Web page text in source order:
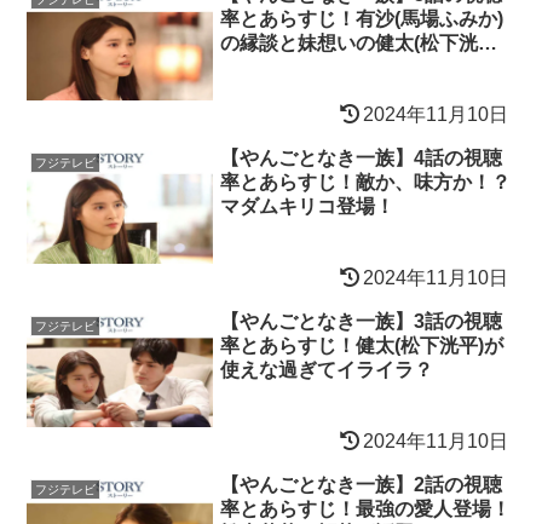
率とあらすじ！有沙(馬場ふみか)
の縁談と妹想いの健太(松下洸平)
2024年11月10日
フジテレビ
【やんごとなき一族】4話の視聴
率とあらすじ！敵か、味方か！？
マダムキリコ登場！
2024年11月10日
フジテレビ
【やんごとなき一族】3話の視聴
率とあらすじ！健太(松下洸平)が
使えな過ぎてイライラ？
2024年11月10日
フジテレビ
【やんごとなき一族】2話の視聴
率とあらすじ！最強の愛人登場！